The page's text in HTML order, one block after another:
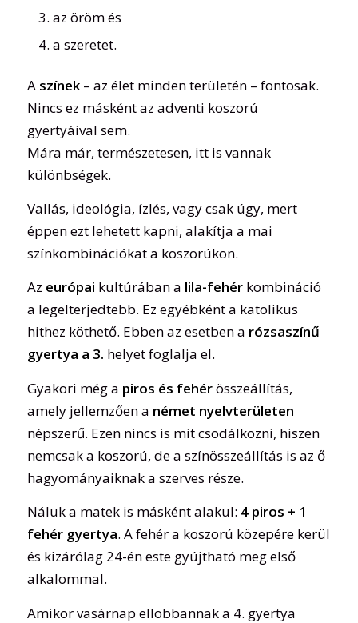
az öröm és
a szeretet.
A színek– az élet minden területén – fontosak.
Nincs ez másként az adventi koszorú
gyertyáival sem.
Mára már, természetesen, itt is vannak
különbségek.
Vallás, ideológia, ízlés, vagy csak úgy, mert
éppen ezt lehetett kapni, alakítja a mai
színkombinációkat a koszorúkon.
Az európai kultúrában a lila-fehérkombináció
a legelterjedtebb. Ez egyébként a katolikus
hithez köthető. Ebben az esetben a rózsaszínű
gyertya a 3. helyet foglalja el.
Gyakori még a piros és fehérösszeállítás,
amely jellemzően a német nyelvterületen
népszerű. Ezen nincs is mit csodálkozni, hiszen
nemcsak a koszorú, de a színösszeállítás is az ő
hagyományaiknak a szerves része.
Náluk a matek is másként alakul: 4 piros + 1
fehér gyertya. A fehér a koszorú közepére kerül
és kizárólag 24-én este gyújtható meg első
alkalommal.
Amikor vasárnap ellobbannak a 4. gyertya